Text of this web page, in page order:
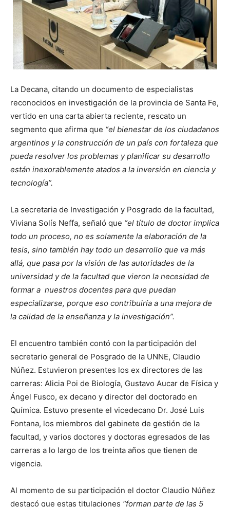
La Decana, citando un documento de especialistas
reconocidos en investigación de la provincia de Santa Fe,
vertido en una carta abierta reciente, rescato un
segmento que afirma que “el bienestar de los ciudadanos
argentinos y la construcción de un país con fortaleza que
pueda resolver los problemas y planificar su desarrollo
están inexorablemente atados a la inversión en ciencia y
tecnología”.
La secretaria de Investigación y Posgrado de la facultad,
Viviana Solís Neffa, señaló que “el título de doctor implica
todo un proceso, no es solamente la elaboración de la
tesis, sino también hay todo un desarrollo que va más
allá, que pasa por la visión de las autoridades de la
universidad y de la facultad que vieron la necesidad de
formar a nuestros docentes para que puedan
especializarse, porque eso contribuiría a una mejora de
la calidad de la enseñanza y la investigación”.
El encuentro también contó con la participación del
secretario general de Posgrado de la UNNE, Claudio
Núñez. Estuvieron presentes los ex directores de las
carreras: Alicia Poi de Biología, Gustavo Aucar de Física y
Ángel Fusco, ex decano y director del doctorado en
Química. Estuvo presente el vicedecano Dr. José Luis
Fontana, los miembros del gabinete de gestión de la
facultad, y varios doctores y doctoras egresados de las
carreras a lo largo de los treinta años que tienen de
vigencia.
Al momento de su participación el doctor Claudio Núñez
destacó que estas titulaciones “forman parte de las 5